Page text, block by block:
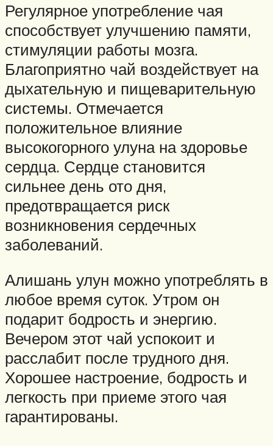
Регулярное употребление чая
способствует улучшению памяти,
стимуляции работы мозга.
Благоприятно чай воздействует на
дыхательную и пищеварительную
системы. Отмечается
положительное влияние
высокогорного улуна на здоровье
сердца. Сердце становится
сильнее день ото дня,
предотвращается риск
возникновения сердечных
заболеваний.
Алишань улун можно употреблять в
любое время суток. Утром он
подарит бодрость и энергию.
Вечером этот чай успокоит и
расслабит после трудного дня.
Хорошее настроение, бодрость и
легкость при приеме этого чая
гарантированы.